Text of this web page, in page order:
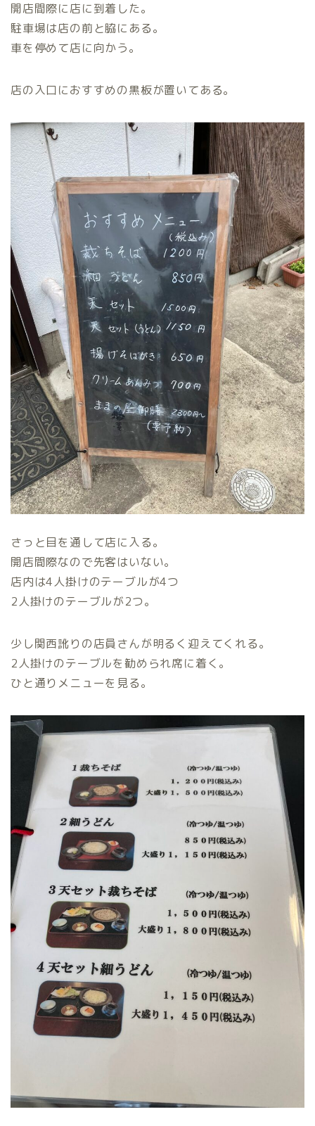
開店間際に店に到着した。
駐車場は店の前と脇にある。
車を停めて店に向かう。
店の入口におすすめの黒板が置いてある。
さっと目を通して店に入る。
開店間際なので先客はいない。
店内は4人掛けのテーブルが4つ
2人掛けのテーブルが2つ。
少し関西訛りの店員さんが明るく迎えてくれる。
2人掛けのテーブルを勧められ席に着く。
ひと通りメニューを見る。